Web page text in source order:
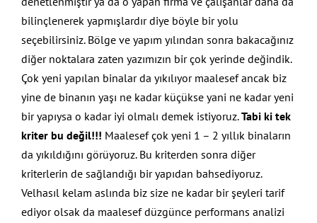
bilinçlenerek yapmışlardır diye böyle bir yolu
seçebilirsiniz. Bölge ve yapım yılından sonra bakacağınız
diğer noktalara zaten yazımızın bir çok yerinde değindik.
Çok yeni yapılan binalar da yıkılıyor maalesef ancak biz
yine de binanın yaşı ne kadar küçükse yani ne kadar yeni
bir yapıysa o kadar iyi olmalı demek istiyoruz.Tabi ki tek
kriter bu değil!!! Maalesef çok yeni 1 – 2 yıllık binaların
da yıkıldığını görüyoruz. Bu kriterden sonra diğer
kriterlerin de sağlandığı bir yapıdan bahsediyoruz.
Velhasıl kelam aslında biz size ne kadar bir şeyleri tarif
ediyor olsak da maalesef düzgünce performans analizi